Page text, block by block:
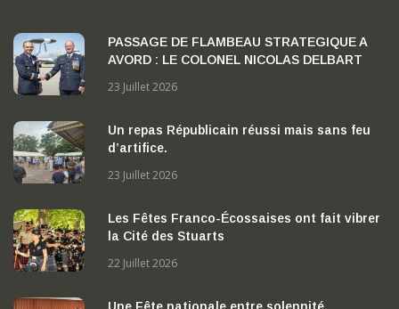
PASSAGE DE FLAMBEAU STRATEGIQUE A
AVORD : LE COLONEL NICOLAS DELBART
GEORGES MADON »
23 Juillet 2026
Un repas Républicain réussi mais sans feu
d’artifice.
23 Juillet 2026
Les Fêtes Franco-Écossaises ont fait vibrer
la Cité des Stuarts
22 Juillet 2026